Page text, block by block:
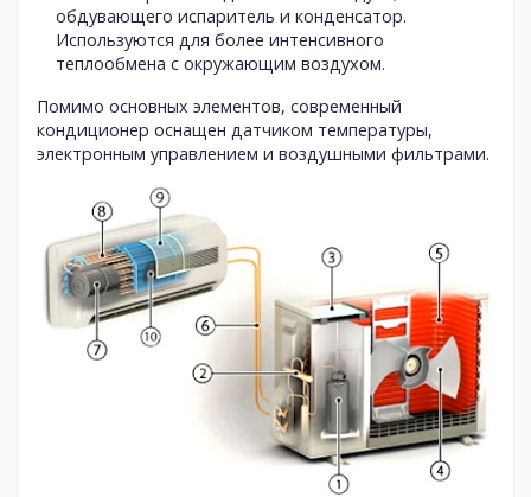
обдувающего испаритель и конденсатор.
Используются для более интенсивного
теплообмена с окружающим воздухом.
Помимо основных элементов, современный
кондиционер оснащен датчиком температуры,
электронным управлением и воздушными фильтрами.